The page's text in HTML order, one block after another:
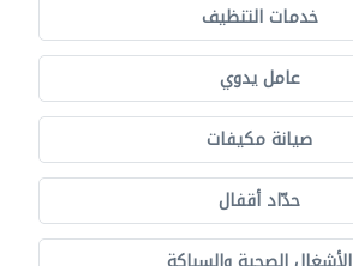
خدمات التنظيف
عامل يدوي
صيانة مكيفات
حدّاد أقفال